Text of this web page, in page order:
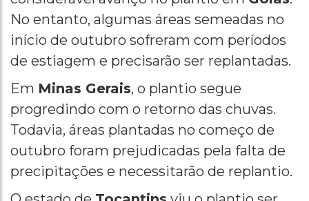
No entanto, algumas áreas semeadas no
início de outubro sofreram com períodos
de estiagem e precisarão ser replantadas.
Em Minas Gerais, o plantio segue
progredindo com o retorno das chuvas.
Todavia, áreas plantadas no começo de
outubro foram prejudicadas pela falta de
precipitações e necessitarão de replantio.